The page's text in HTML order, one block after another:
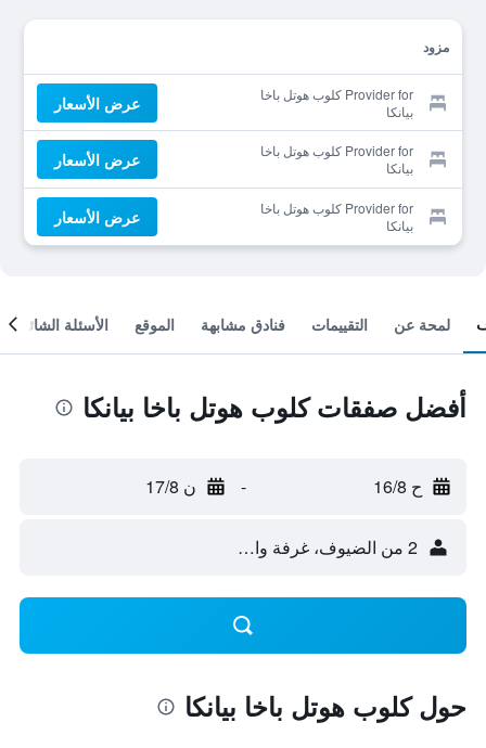
مزود
Provider for كلوب هوتل باخا
بيانكا
عرض الأسعار
Provider for كلوب هوتل باخا
بيانكا
عرض الأسعار
Provider for كلوب هوتل باخا
بيانكا
عرض الأسعار
لمحة عن التقييمات فنادق مشابهة الموقع الأسئلة الشائعة
أفضل صفقات كلوب هوتل باخا بيانكا
ح 16/8 - ن 17/8
2 من الضيوف، غرفة واحدة
حول كلوب هوتل باخا بيانكا